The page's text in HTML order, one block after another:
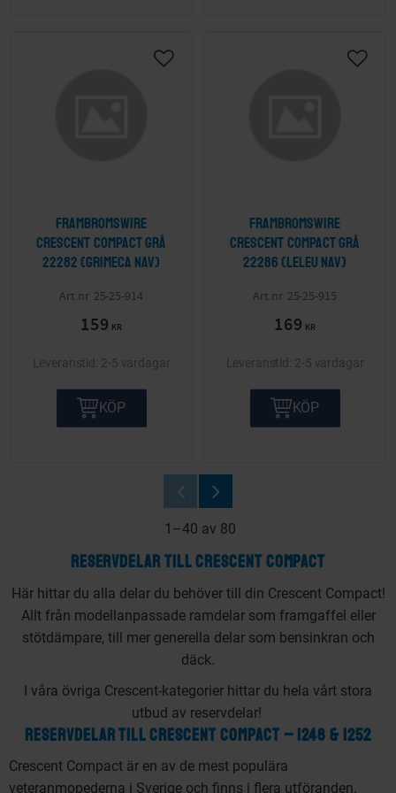
Frambromswire
Crescent Compact grå
22282 (Grimeca nav)
25-25-914
159 KR
Lägg till i önskelista
2-5 vardagar
KÖP
Frambromswire
Crescent Compact grå
22286 (Leleu nav)
25-25-915
169 KR
Lägg
2-5 vardagar
KÖP
1–40 av 80
RESERVDELAR TILL CRESCENT COMPACT
Här hittar du alla delar du behöver till din Crescent Compact!
Allt från modellanpassade ramdelar som framgaffel eller
stötdämpare, till mer generella delar som bensinkran och
däck.
I våra övriga Crescent-kategorier hittar du hela vårt stora
utbud av reservdelar!
RESERVDELAR TILL CRESCENT COMPACT – 1248 & 1252
Crescent Compact är en av de mest populära
veteranmopederna i Sverige och finns i flera utföranden,